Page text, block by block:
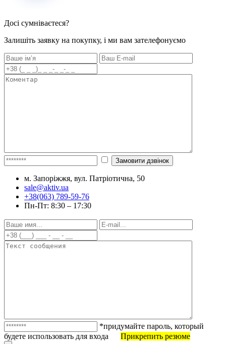
Досі сумніваєтеся?
Залишіть заявку на покупку, і ми вам зателефонуємо
м. Запоріжжя, вул. Патріотична, 50
sale@aktiv.ua
+38(063) 789-59-76
Пн-Пт: 8:30 – 17:30
*придумайте пароль, который
будете использовать для входа
Прикрепить резюме